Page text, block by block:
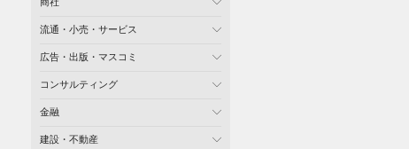
流通・小売・サービス
広告・出版・マスコミ
コンサルティング
金融
建設・不動産